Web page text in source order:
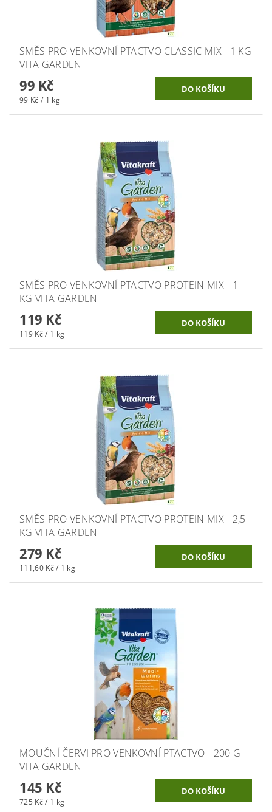
SMĚS PRO VENKOVNÍ PTACTVO CLASSIC MIX - 1 KG
VITA GARDEN
99 Kč
99 Kč / 1 kg
SMĚS PRO VENKOVNÍ PTACTVO PROTEIN MIX - 1
KG VITA GARDEN
119 Kč
119 Kč / 1 kg
SMĚS PRO VENKOVNÍ PTACTVO PROTEIN MIX - 2,5
KG VITA GARDEN
279 Kč
111,60 Kč / 1 kg
MOUČNÍ ČERVI PRO VENKOVNÍ PTACTVO - 200 G
VITA GARDEN
145 Kč
725 Kč / 1 kg